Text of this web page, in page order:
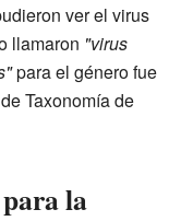
ver el virus
llamaron "virus
para el género fue
Taxonomía de
la